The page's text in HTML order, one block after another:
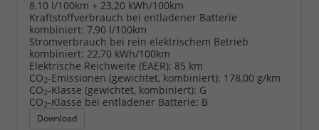
8,10 l/100km + 23,20 kWh/100km
Kraftstoffverbrauch bei entladener Batterie
kombiniert: 7,90 l/100km
Stromverbrauch bei rein elektrischem Betrieb
kombiniert: 22,70 kWh/100km
Elektrische Reichweite (EAER): 85 km
CO2-Emissionen (gewichtet, kombiniert): 178,00 g/km
CO2-Klasse (gewichtet, kombiniert): G
CO2-Klasse bei entladener Batterie: B
Download